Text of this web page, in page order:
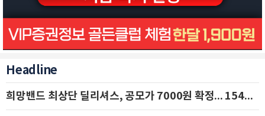
Headline
희망밴드 최상단 딜리셔스, 공모가 7000원 확정... 154억 규모 IPO 돌입